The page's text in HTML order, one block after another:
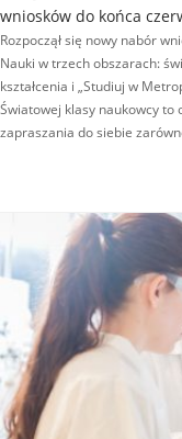
wniosków do końca
Rozpoczął się nowy nabór
Nauki w trzech obszarach:
kształcenia i „Studiuj w
Światowej klasy naukowcy to
zapraszania do siebie